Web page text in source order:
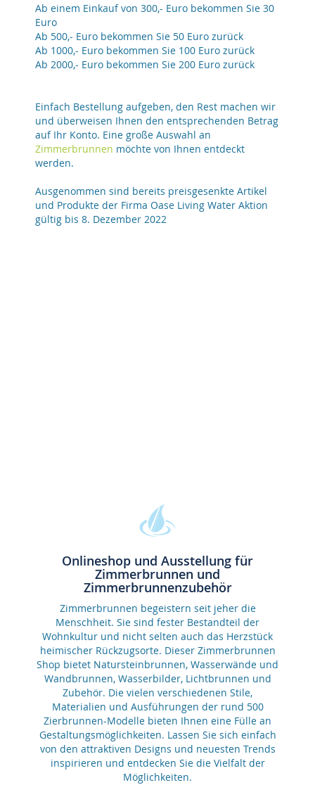
Ab einem Einkauf von 300,- Euro bekommen Sie 30
Euro
Ab 500,- Euro bekommen Sie 50 Euro zurück
Ab 1000,- Euro bekommen Sie 100 Euro zurück
Ab 2000,- Euro bekommen Sie 200 Euro zurück
Einfach Bestellung aufgeben, den Rest machen wir
und überweisen Ihnen den entsprechenden Betrag
auf Ihr Konto. Eine große Auswahl an
Zimmerbrunnen möchte von Ihnen entdeckt
werden.
Ausgenommen sind bereits preisgesenkte Artikel
und Produkte der Firma Oase Living Water Aktion
gültig bis 8. Dezember 2022
Onlineshop und Ausstellung für
Zimmerbrunnen und
Zimmerbrunnenzubehör
Zimmerbrunnen begeistern seit jeher die
Menschheit. Sie sind fester Bestandteil der
Wohnkultur und nicht selten auch das Herzstück
heimischer Rückzugsorte. Dieser Zimmerbrunnen
Shop bietet Natursteinbrunnen, Wasserwände und
Wandbrunnen, Wasserbilder, Lichtbrunnen und
Zubehör. Die vielen verschiedenen Stile,
Materialien und Ausführungen der rund 500
Zierbrunnen-Modelle bieten Ihnen eine Fülle an
Gestaltungsmöglichkeiten. Lassen Sie sich einfach
von den attraktiven Designs und neuesten Trends
inspirieren und entdecken Sie die Vielfalt der
Möglichkeiten.